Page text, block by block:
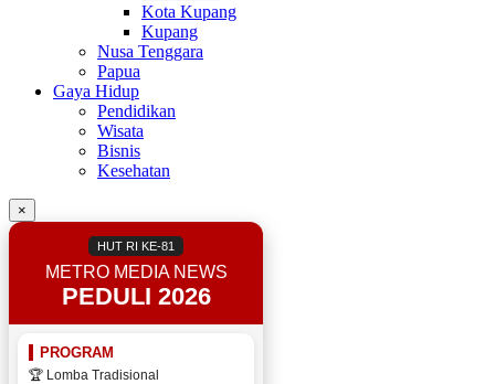
Kota Kupang
Kupang
Nusa Tenggara
Papua
Gaya Hidup
Pendidikan
Wisata
Bisnis
Kesehatan
×
HUT RI KE-81
METRO MEDIA NEWS
PEDULI 2026
PROGRAM
🏆 Lomba Tradisional